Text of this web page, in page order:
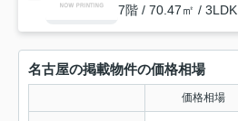
7階 / 70.47㎡ / 3LDK
名古屋の掲載物件の価格相場
価格相場